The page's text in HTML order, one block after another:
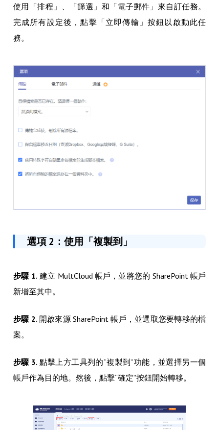
使用「排程」、「篩選」和「電子郵件」來自訂任務。
完成所有設定後，點擊「立即傳輸」按鈕以啟動此任
務。
選項 2：使用「複製到」
步驟 1. 建立 MultCloud 帳戶，並將您的 SharePoint 帳戶
新增至其中。
步驟 2. 開啟來源 SharePoint 帳戶，並選取您要轉移的檔
案。
步驟 3. 點擊上方工具列的“複製到”功能，並選擇另一個
帳戶作為目的地。然後，點擊“確定”按鈕開始轉移。